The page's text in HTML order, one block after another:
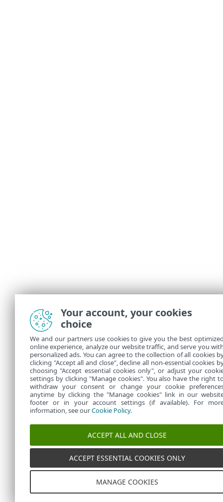
Your account, your cookies
choice
We and our partners use cookies to give you the best
online experience, analyze our website traffic, and serve you
personalized ads. You can agree to the collection of all cookies
clicking "Accept all and close", decline all non-essential cookies
choosing "Accept essential cookies only", or adjust your
settings by clicking "Manage cookies". You also have the right
withdraw your consent or change your cookie
anytime by clicking the "Manage cookies" link in our
footer or in your account settings (if available). For
information, see ourCookie Policy.
ACCEPT ALL AND CLOSE
ACCEPT ESSENTIAL COOKIES ONLY
MANAGE COOKIES